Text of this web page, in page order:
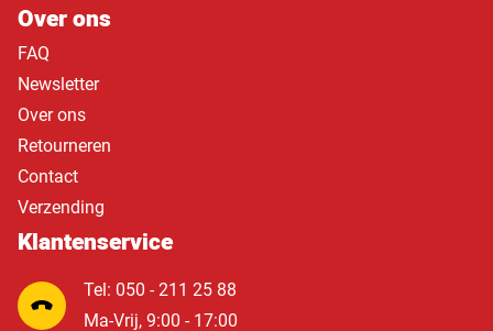
Over ons
FAQ
Newsletter
Over ons
Retourneren
Contact
Verzending
Klantenservice
Tel: 050 - 211 25 88
Ma-Vrij, 9:00 - 17:00